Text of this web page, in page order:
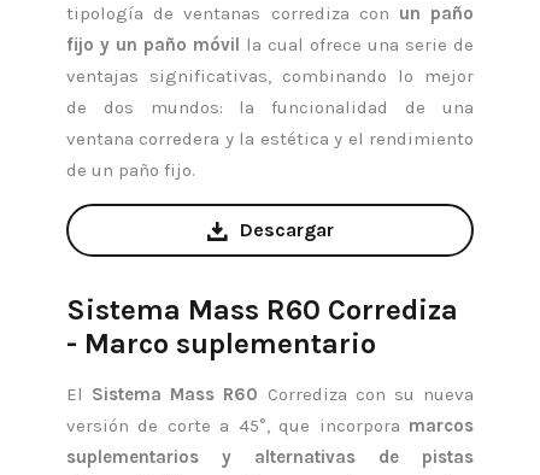
tipología de ventanas corrediza con un paño
fijo y un paño móvil la cual ofrece una serie de
ventajas significativas, combinando lo mejor
de dos mundos: la funcionalidad de una
ventana corredera y la estética y el rendimiento
de un paño fijo.
Descargar
Sistema Mass R60 Corrediza
- Marco suplementario
El Sistema Mass R60 Corrediza con su nueva
versión de corte a 45°, que incorpora marcos
suplementarios y alternativas de pistas